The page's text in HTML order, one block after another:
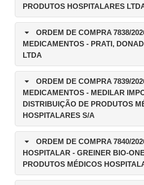
PRODUTOS HOSPITALARES
ORDEM DE COMPRA 7838/
MEDICAMENTOS - PRATI,
LTDA
ORDEM DE COMPRA 7839/
MEDICAMENTOS - MEDILAR
DISTRIBUIÇÃO DE PRODUTOS
HOSPITALARES S/A
ORDEM DE COMPRA 7840/
HOSPITALAR - GREINER BIO-
PRODUTOS MÉDICOS